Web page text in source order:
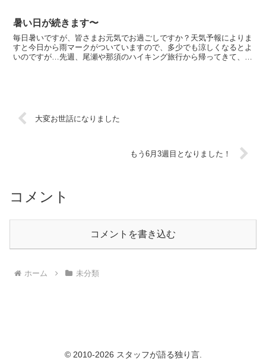
暑い日が続きます〜
毎日暑いですが、皆さまお元気でお過ごしですか？天気予報によりま
すと今日から雨マークがついていますので、多少でも涼しくなるとよ
いのですが…先週、尾瀬や那須のハイキング旅行から帰ってきて、ま
大変お世話になりました
もう6月3週目となりました！
コメント
コメントを書き込む
ホーム 未分類
© 2010-2026 スタッフが語る独り言.